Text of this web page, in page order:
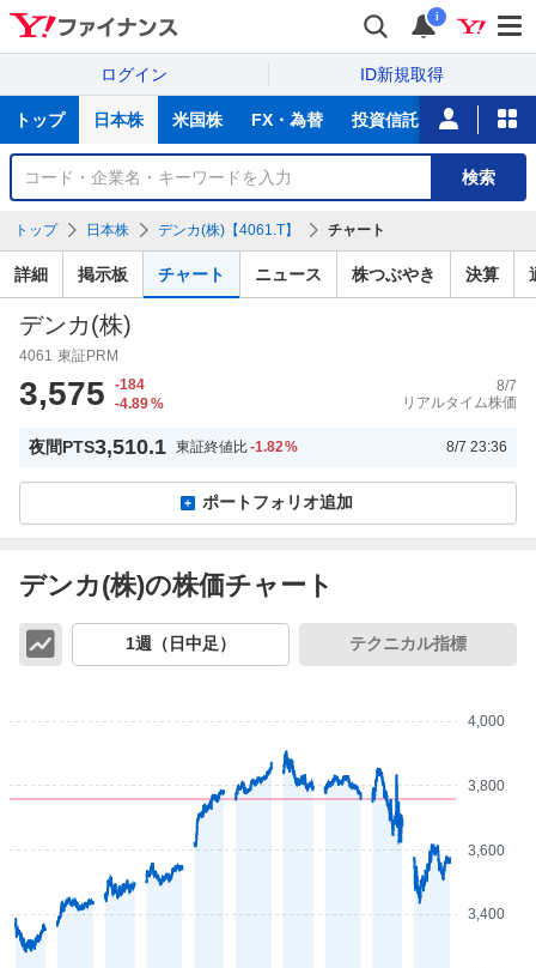
i
ログイン ID新規取得
サ
トップ 日本株 米国株 FX・為替 投資信託 ニュース
銘
検
索
検索
トップ 日本株 デンカ(株)【4061.T】 チャート
詳細 掲示板 チャート ニュース 株つぶやき 決算
デンカ(株)
4061 東証PRM
3,575
-184
-4.89%
8/7
リアルタイム株価
夜間PTS3,510.1 東証終値比-1.82% 8/7 23:36
ポートフォリオ追加
デンカ(株)の株価チャート
1週（日中足） テクニカル指標
3,400
3,600
3,800
4,000